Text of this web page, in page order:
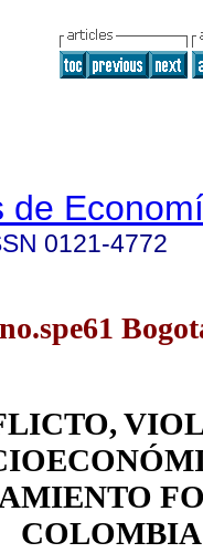
de
0121-4772
COLOMBIA